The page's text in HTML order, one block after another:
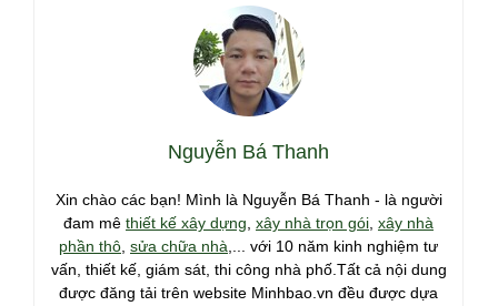
Nguyễn Bá Thanh
Xin chào các bạn! Mình là Nguyễn Bá Thanh - là người
đam mê thiết kế xây dựng, xây nhà trọn gói, xây nhà
phần thô, sửa chữa nhà,... với 10 năm kinh nghiệm tư
vấn, thiết kế, giám sát, thi công nhà phố.Tất cả nội dung
được đăng tải trên website Minhbao.vn đều được dựa